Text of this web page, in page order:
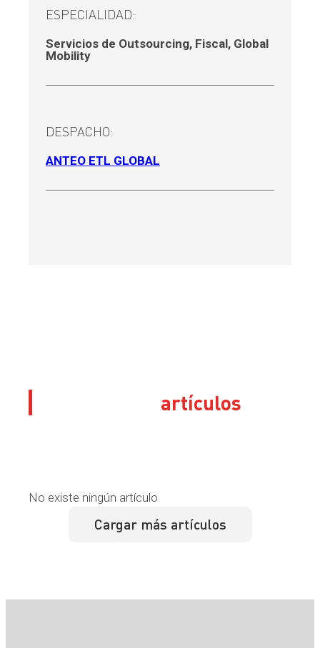
ESPECIALIDAD:
Servicios de Outsourcing, Fiscal, Global
Mobility
DESPACHO:
ANTEO ETL GLOBAL
artículos
No existe ningún artículo
Cargar más artículos